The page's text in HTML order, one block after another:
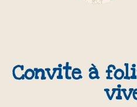
Convite à